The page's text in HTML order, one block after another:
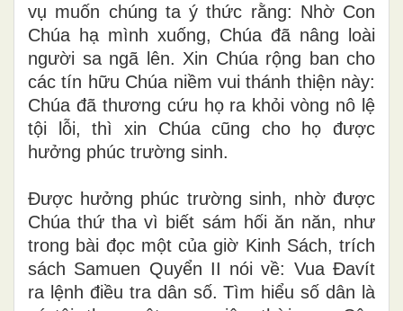
vụ muốn chúng ta ý thức rằng: Nhờ Con
Chúa hạ mình xuống, Chúa đã nâng loài
người sa ngã lên. Xin Chúa rộng ban cho
các tín hữu Chúa niềm vui thánh thiện này:
Chúa đã thương cứu họ ra khỏi vòng nô lệ
tội lỗi, thì xin Chúa cũng cho họ được
hưởng phúc trường sinh.
Được hưởng phúc trường sinh, nhờ được
Chúa thứ tha vì biết sám hối ăn năn, như
trong bài đọc một của giờ Kinh Sách, trích
sách Samuen Quyển II nói về: Vua Đavít
ra lệnh điều tra dân số. Tìm hiểu số dân là